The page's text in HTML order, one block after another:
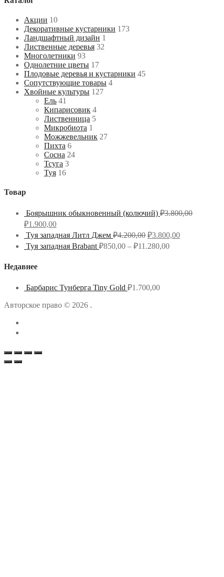
Акции 10
Декоративные кустарники 173
Ландшафтный дизайн 1
Лиственные деревья 32
Многолетники 93
Однолетние цветы 17
Плодовые деревья и кустарники 45
Сопутствующие товары 4
Хвойные культуры 127
Ель 41
Кипарисовик 4
Лиственница 5
Микробиота 1
Можжевельник 27
Пихта 6
Сосна 24
Тсуга 3
Туя 16
Товар
Боярышник обыкновенный (колючий) ₽3.800,00
₽1.900,00
Туя западная Литл Джем ₽4.200,00 ₽3.800,00
Туя западная Brabant ₽850,00 – ₽11.280,00
Недавнее
Барбарис Тунберга Tiny Gold ₽1.700,00
Авторское право © 2026 .